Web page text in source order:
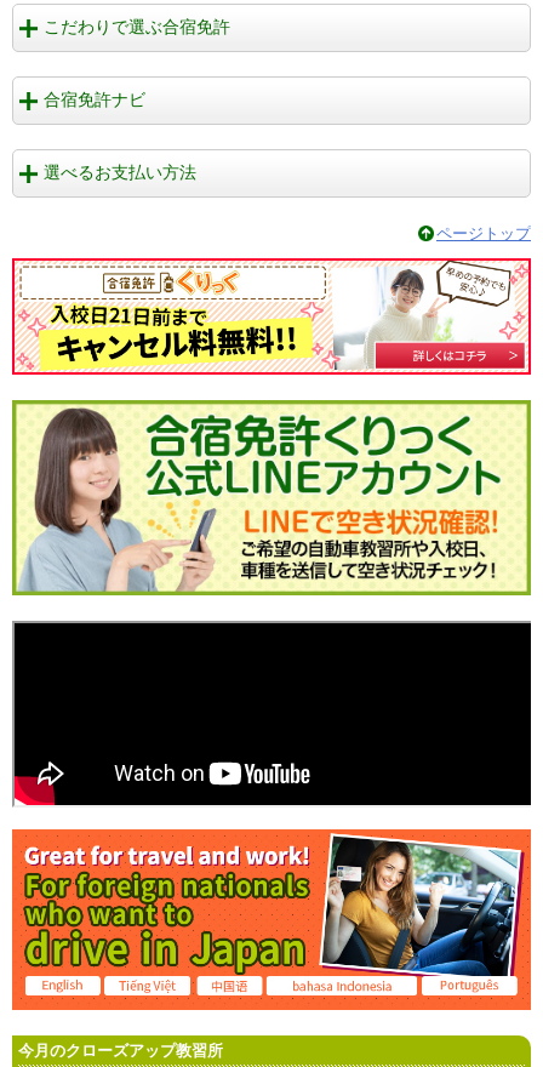
こだわりで選ぶ合宿免許
合宿免許ナビ
選べるお支払い方法
ページトップ
今月のクローズアップ教習所